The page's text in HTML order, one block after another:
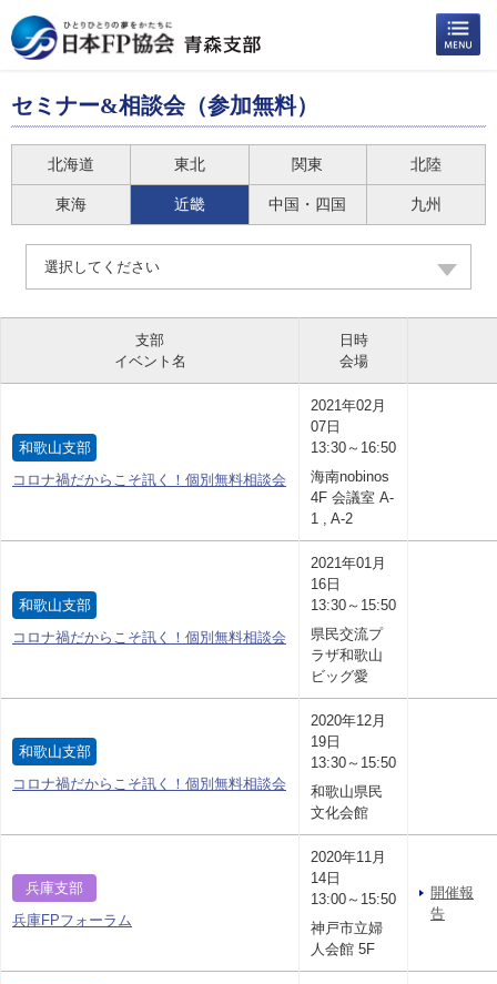
セミナー&相談会（参加無料）
北海道 東北 関東 北陸
東海 近畿 中国・四国 九州
選択してください
支部
イベント名
日時
会場
和歌山支部
コロナ禍だからこそ訊く！個別無料相談会
2021年02月
07日
13:30～16:50
海南nobinos
4F 会議室 A-
1 , A-2
和歌山支部
コロナ禍だからこそ訊く！個別無料相談会
2021年01月
16日
13:30～15:50
県民交流プ
ラザ和歌山
ビッグ愛
和歌山支部
コロナ禍だからこそ訊く！個別無料相談会
2020年12月
19日
13:30～15:50
和歌山県民
文化会館
兵庫支部
兵庫FPフォーラム
2020年11月
14日
13:00～15:50
神戸市立婦
人会館 5F
開催報
告